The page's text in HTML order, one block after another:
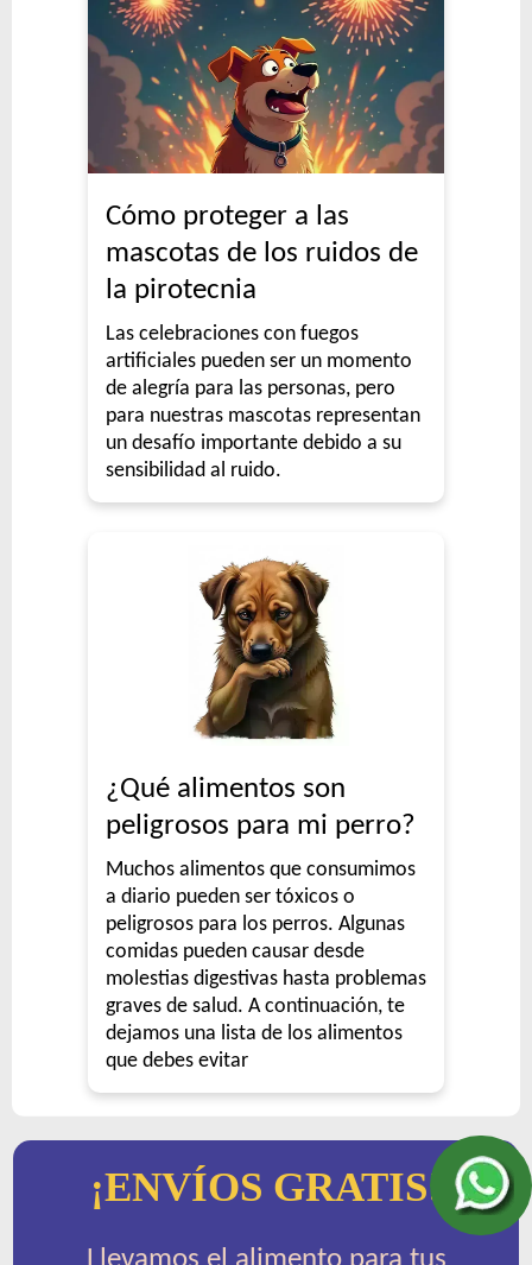
Cómo proteger a las
mascotas de los ruidos de
la pirotecnia
Las celebraciones con fuegos
artificiales pueden ser un momento
de alegría para las personas, pero
para nuestras mascotas representan
un desafío importante debido a su
sensibilidad al ruido.
¿Qué alimentos son
peligrosos para mi perro?
Muchos alimentos que consumimos
a diario pueden ser tóxicos o
peligrosos para los perros. Algunas
comidas pueden causar desde
molestias digestivas hasta problemas
graves de salud. A continuación, te
dejamos una lista de los alimentos
que debes evitar
¡ENVÍOS GRATIS!